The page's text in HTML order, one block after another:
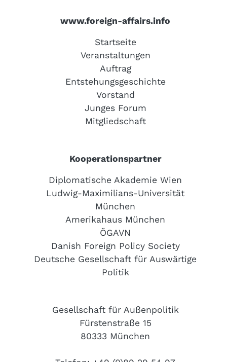
www.foreign-affairs.info
Startseite
Veranstaltungen
Auftrag
Entstehungsgeschichte
Vorstand
Junges Forum
Mitgliedschaft
Kooperationspartner
Diplomatische Akademie Wien
Ludwig-Maximilians-Universität
München
Amerikahaus München
ÖGAVN
Danish Foreign Policy Society
Deutsche Gesellschaft für Auswärtige
Politik
Gesellschaft für Außenpolitik
Fürstenstraße 15
80333 München